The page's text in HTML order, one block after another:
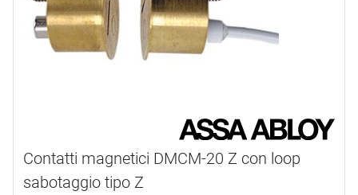
Contatti magnetici DMCM-20 Z con loop
sabotaggio tipo Z